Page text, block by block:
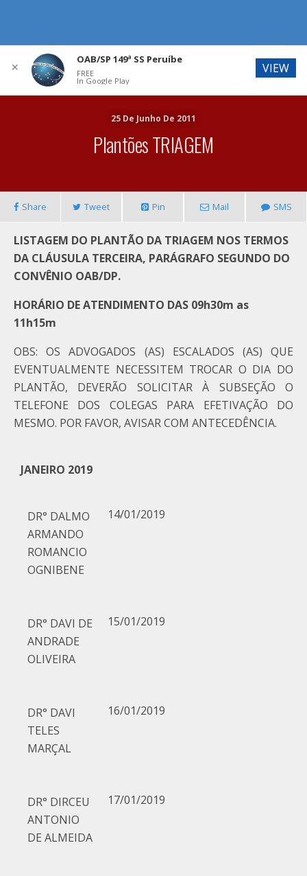
25 De Junho De 2011
Plantões TRIAGEM
Share Tweet Pin Mail SMS
LISTAGEM DO PLANTÃO DA TRIAGEM NOS TERMOS
DA CLÁUSULA TERCEIRA, PARÁGRAFO SEGUNDO DO
CONVÊNIO OAB/DP.
HORÁRIO DE ATENDIMENTO DAS 09h30m as
11h15m
OBS: OS ADVOGADOS (AS) ESCALADOS (AS) QUE
EVENTUALMENTE NECESSITEM TROCAR O DIA DO
PLANTÃO, DEVERÃO SOLICITAR À SUBSEÇÃO O
TELEFONE DOS COLEGAS PARA EFETIVAÇÃO DO
MESMO. POR FAVOR, AVISAR COM ANTECEDÊNCIA.
JANEIRO 2019
DR° DALMO
ARMANDO
ROMANCIO
OGNIBENE
14/01/2019
DR° DAVI DE
ANDRADE
OLIVEIRA
15/01/2019
DR° DAVI
TELES
MARÇAL
16/01/2019
DR° DIRCEU
ANTONIO
DE ALMEIDA
17/01/2019
✕
OAB/SP 149ª SS Peruíbe
FREE
In Google Play
VIEW